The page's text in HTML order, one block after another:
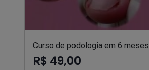
Curso de podologia em 6 meses
R$ 49,00